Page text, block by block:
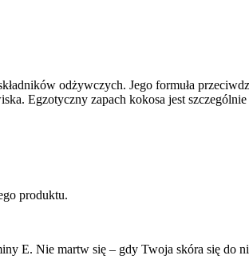
odżywczych. Jego formuła
Egzotyczny zapach kokosa jest
produktu.
E. Nie martw się – gdy Twoja skóra się do